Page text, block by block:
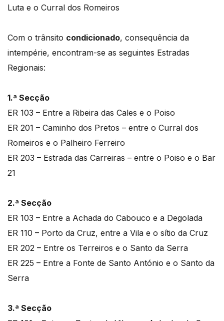
Luta e o Curral dos Romeiros
Com o trânsito condicionado, consequência da
intempérie, encontram-se as seguintes Estradas
Regionais:
1.ª Secção
ER 103 – Entre a Ribeira das Cales e o Poiso
ER 201 – Caminho dos Pretos – entre o Curral dos
Romeiros e o Palheiro Ferreiro
ER 203 – Estrada das Carreiras – entre o Poiso e o Bar
21
2.ª Secção
ER 103 – Entre a Achada do Cabouco e a Degolada
ER 110 – Porto da Cruz, entre a Vila e o sítio da Cruz
ER 202 – Entre os Terreiros e o Santo da Serra
ER 225 – Entre a Fonte de Santo António e o Santo da
Serra
3.ª Secção